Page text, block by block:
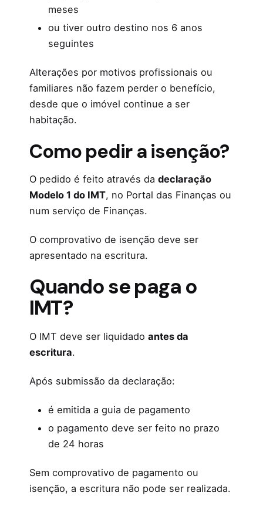
meses
ou tiver outro destino nos 6 anos
seguintes
Alterações por motivos profissionais ou
familiares não fazem perder o benefício,
desde que o imóvel continue a ser
habitação.
Como pedir a isenção?
O pedido é feito através da declaração
Modelo 1 do IMT, no Portal das Finanças ou
num serviço de Finanças.
O comprovativo de isenção deve ser
apresentado na escritura.
Quando se paga o
IMT?
O IMT deve ser liquidado antes da
escritura.
Após submissão da declaração:
é emitida a guia de pagamento
o pagamento deve ser feito no prazo
de 24 horas
Sem comprovativo de pagamento ou
isenção, a escritura não pode ser realizada.